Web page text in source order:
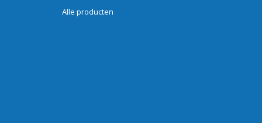
Alle producten